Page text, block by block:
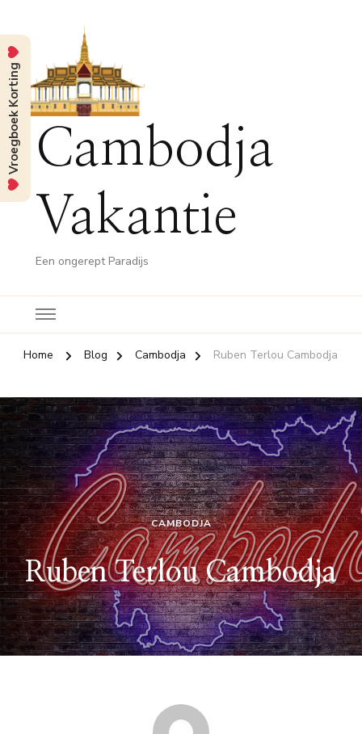
Cambodja
Vakantie
Een ongerept Paradijs
Home Blog Cambodja Ruben Terlou Cambodja
CAMBODJA
Ruben Terlou Cambodja
Vroegboek Korting